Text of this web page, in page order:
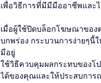
เพื่อวิธีการที่มีมีมืออาชีพและ
เมื่อผู้ใช้ปิดบล็อกโฆษณาของ
บกพร่อง กระบวนการง่ายๆ
มีอยู่
ใช้วิธีควบคุมผลกระทบของโ
ได้ของคุณและให้ประสบกา